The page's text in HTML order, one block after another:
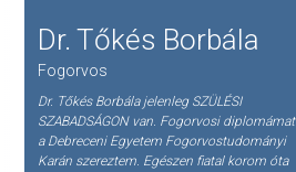
Dr. Tőkés Borbála
Fogorvos
Dr. Tőkés Borbála jelenleg SZÜLÉSI
SZABADSÁGON van. Fogorvosi diplomámat
a Debreceni Egyetem Fogorvostudományi
Karán szereztem. Egészen fiatal korom óta